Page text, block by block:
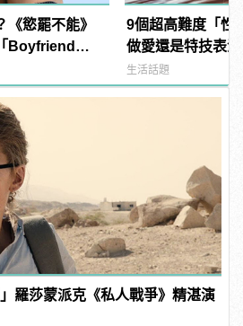
慾罷不能》
Boyfriend
9個超高難度「性
做愛還是特技表
樣變型男
生活話題
羅莎蒙派克《私人戰爭》精湛演